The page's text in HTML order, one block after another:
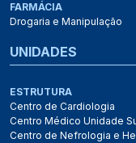
FARMÁCIA
Drogaria e Manipulação
UNIDADES
ESTRUTURA
Centro de Cardiologia
Centro Médico Unidade
Centro de Nefrologia e